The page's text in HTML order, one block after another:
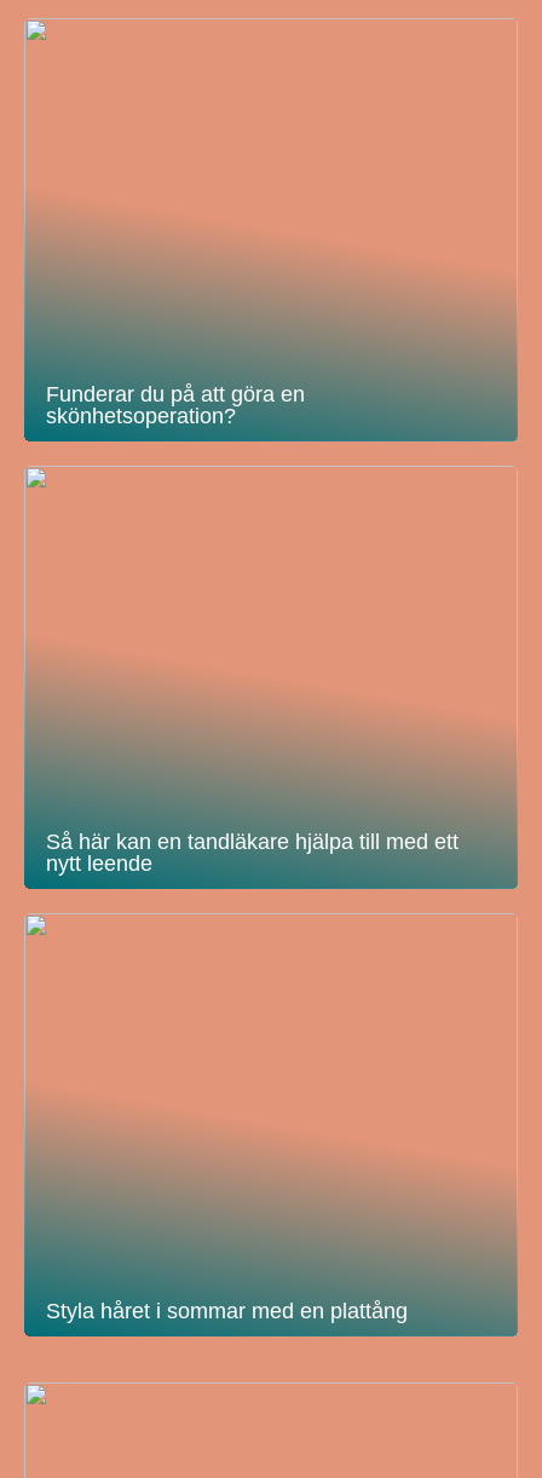
Funderar du på att göra en
skönhetsoperation?
Så här kan en tandläkare hjälpa till med ett
nytt leende
Styla håret i sommar med en plattång